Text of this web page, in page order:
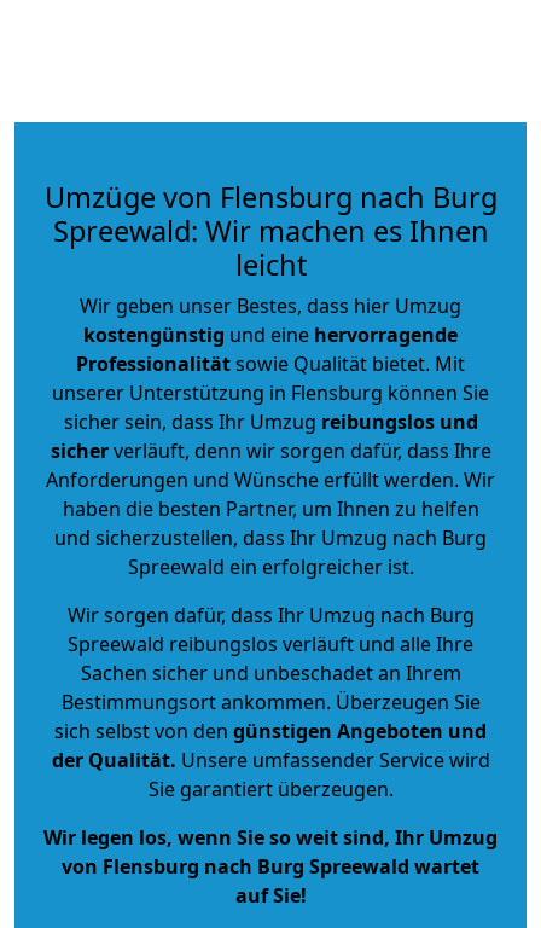
Umzüge von Flensburg nach Burg
Spreewald: Wir machen es Ihnen
leicht
Wir geben unser Bestes, dass hier Umzug
kostengünstig und eine hervorragende
Professionalitätsowie Qualität bietet. Mit
unserer Unterstützung in Flensburg können Sie
sicher sein, dass Ihr Umzug reibungslos und
sicherverläuft, denn wir sorgen dafür, dass Ihre
Anforderungen und Wünsche erfüllt werden. Wir
haben die besten Partner, um Ihnen zu helfen
und sicherzustellen, dass Ihr Umzug nach Burg
Spreewald ein erfolgreicher ist.
Wir sorgen dafür, dass Ihr Umzug nach Burg
Spreewald reibungslos verläuft und alle Ihre
Sachen sicher und unbeschadet an Ihrem
Bestimmungsort ankommen. Überzeugen Sie
sich selbst von den günstigen Angeboten und
der Qualität. Unsere umfassender Service wird
Sie garantiert überzeugen.
Wir legen los, wenn Sie so weit sind, Ihr Umzug
von Flensburg nach Burg Spreewald wartet
auf Sie!